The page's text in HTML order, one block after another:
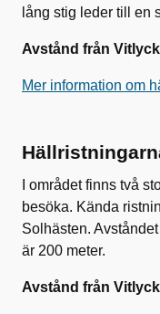
lång stig leder till en
Avstånd från
Mer information om
I området finns två
besöka. Kända
Solhästen.
är 200 meter.
Avstånd från